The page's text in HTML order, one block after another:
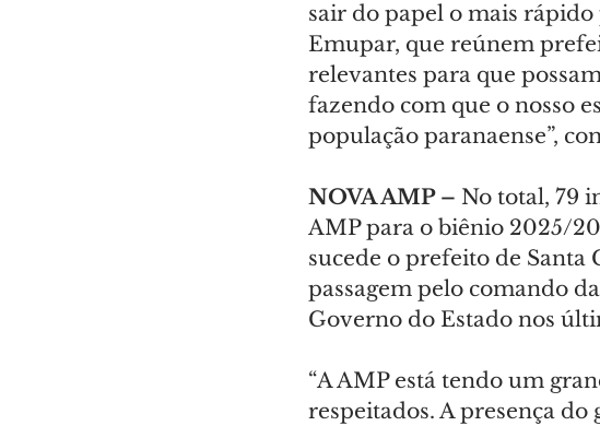
sair do papel o mais rápido
Emupar, que reúnem
relevantes para que
fazendo com que o nosso
população paranaense”,
NOVA AMP – No total, 79
AMP para o biênio 2025/
sucede o prefeito de Santa
passagem pelo comando
Governo do Estado nos
“A AMP está tendo um
respeitados. A presença